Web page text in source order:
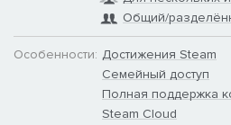
Общий/
Особенности: Достижения Steam
Семейный доступ
Полная поддержка
Steam Cloud